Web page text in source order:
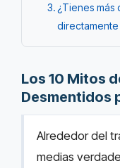
¿Tienes más
directamente
Los 10 Mitos
Desmentidos
Alrededor del
medias